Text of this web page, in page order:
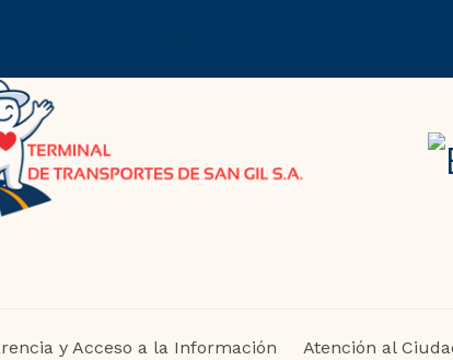
y Acceso a la Información Atención al